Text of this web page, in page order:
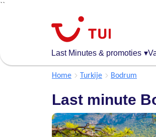
``
algemene
Last Minutes & promoties ▾
Home Turkije Bodrum
Last minute